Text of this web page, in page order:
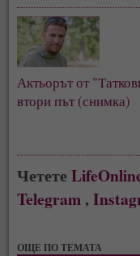
Актьорът от
втори път (снимка)
Четете
Telegram ,
ОЩЕ ПО ТЕМАТА